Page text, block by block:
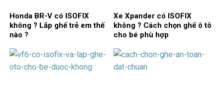
Honda BR-V có ISOFIX
không ? Lắp ghế trẻ em thế
nào ?
Xe Xpander có ISOFIX
không ? Cách chọn ghế ô tô
cho bé phù hợp